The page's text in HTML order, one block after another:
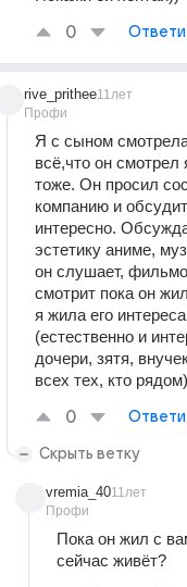
0
rive_prithee
Профи
11лет
Я с сыном
всё,что он смотрел
тоже. Он просил
компанию и
интересно.
эстетику аниме,
он слушает,
смотрит пока он
я жила его
(естественно и
дочери, зятя,
всех тех, кто
0
Скрыть ветку
vremia_40
Профи
11лет
Пока он жил с
сейчас живёт?